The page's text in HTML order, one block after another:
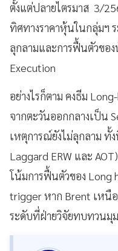
ตั้งแต่ปลายไตรมาส 3/
ทิศทางราคาหุ้นในกลุ่มฯ
ลุกลามและการฟื้นตัวขอ
Execution
อย่างไรก็ตาม คงธีม
จากตะวันออกกลางเป็น
เหตุการณ์ยังไม่ลุกลาม ทั้ง
Laggard ERW และ
โน้มการฟื้นตัวของ Long
trigger หาก Brent เหนื
ระดับที่ฝ่ายวิจัยทบทวนมุ